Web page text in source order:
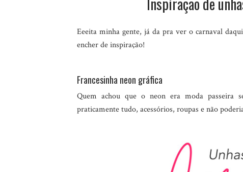
Eeeita minha gente, já da pra ver o carnaval
encher de inspiração!
Francesinha neon gráfica
Quem achou que o neon era moda passeira
praticamente tudo, acessórios, roupas e não